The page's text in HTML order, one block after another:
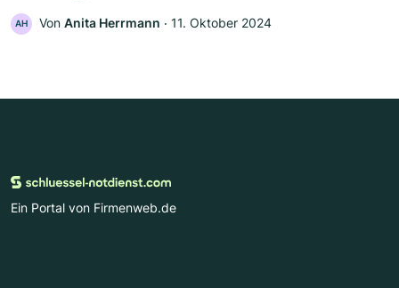
AH Von Anita Herrmann ‧ 11. Oktober 2024
Ein Portal von Firmenweb.de